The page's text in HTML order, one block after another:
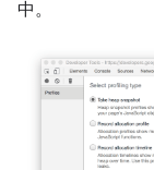
中。